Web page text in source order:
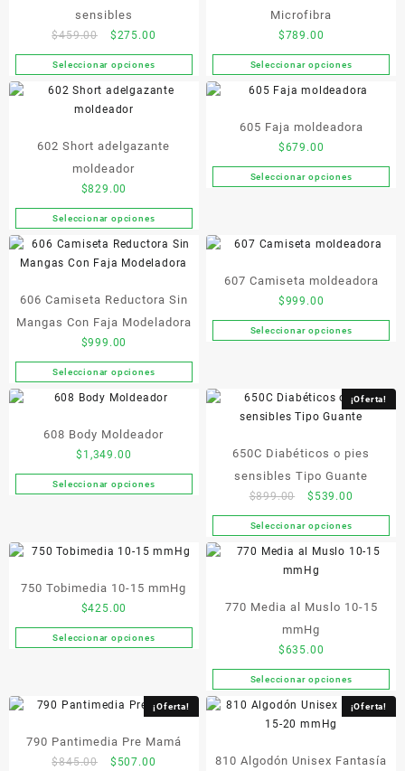
se
pueden
en
página
producto
Las
opciones
pueden
elegir
la
página
producto
sensibles
$459.00
Original
price
was:
$459.00.
$275.00
price
is:
$275.00.
Seleccionar opciones
Este
producto
tiene
variantes.
Las
opciones
pueden
elegir
en
página
de
producto
Microfibra
$789.00
Seleccionar opciones
Este
producto
múltiples
variantes.
Las
opciones
elegir
la
página
producto
602 Short adelgazante
moldeador
$829.00
Seleccionar opciones
Este
producto
tiene
variantes.
Las
opciones
pueden
elegir
la
página
producto
605 Faja moldeadora
$679.00
Seleccionar opciones
Este
múltiples
Las
opciones
pueden
la
página
producto
606 Camiseta Reductora Sin
Mangas Con Faja Modeladora
$999.00
Seleccionar opciones
Este
producto
múltiples
variantes.
Las
opciones
elegir
la
página
producto
607 Camiseta moldeadora
$999.00
Seleccionar opciones
Este
múltiples
variantes.
opciones
se
pueden
en
la
página
producto
608 Body Moldeador
$ 1,349.00
Seleccionar opciones
Este
múltiples
Las
opciones
pueden
la
de
producto
¡Oferta!
650C Diabéticos o pies
sensibles Tipo Guante
$899.00
Original
price
was:
$899.00.
$ 539.00
price
is:
$539.00.
Seleccionar opciones
Este
producto
tiene
variantes.
Las
opciones
pueden
elegir
en
página
750 Tobimedia 10-15 mmHg
$425.00
Seleccionar opciones
Este
múltiples
variantes.
Las
opciones
770 Media al Muslo 10-15
mmHg
$635.00
Seleccionar opciones
Este
producto
tiene
variantes.
¡Oferta!
790 Pantimedia Pre Mamá
$845.00
Original
$ 507.00
¡Oferta!
810 Algodón Unisex Fantasía